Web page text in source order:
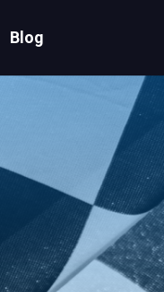
Blog